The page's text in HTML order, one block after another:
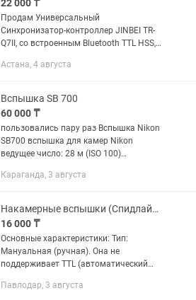
22 000 ₸
Продам Универсальный
Синхронизатор-контроллер JINBEI TR-
Q7II, со встроенным Bluetooth TTL HSS,
количестве - 1 штука Контроллер
Астана, 4 августа
Вспышка SB 700
60 000 ₸
пользовались пару раз Вспышка Nikon
SB700 вспышка для камер Nikon
ведущее число: 28 м (ISO 100)
головка выбор угла освещения: авто,
Караганда, 3 августа
Накамерные вспышки (Спидлайты)
16 000 ₸
Основные характеристики: Тип:
Мануальная (ручная). Она не
поддерживает TTL (автоматический
импульса нужно выставлять вручную
Павлодар, 3 августа